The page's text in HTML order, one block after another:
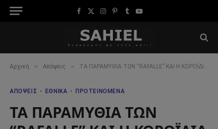
Facebook
X
Instagram
Pinterest
TumblrYouTube
Αρχική » Απόψεις » ΤΑ ΠΑΡΑΜΥΘΙΑ ΤΩΝ “RAFALLE” ΚΑΙ Η ΚΟΡΟΪΔΙΑ ΤΩΝ ΕΞΟΠΛΙΣΤΙΚΩΝ. ΟΙ ΤΟΥΡΚΟΙ ΕΙΣΒΑΛΟΥΝ ΣΤΡΑΤΙΩΤΙΚΑ ΣΤΟ ΕΛΛΗΝΙΚΟ ΑΙΓΑΙΟ ΚΑΙ ΟΙ ….
ΑΠΌΨΕΙΣ ΕΘΝΙΚΆ ΠΡΟΤΕΙΝΌΜΕΝΑ
ΤΑ ΠΑΡΑΜΥΘΙΑ ΤΩΝ